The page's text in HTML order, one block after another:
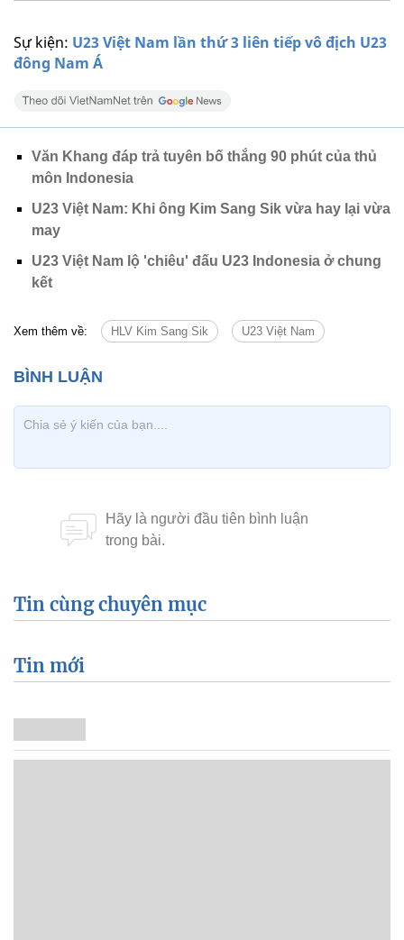
Sự kiện: U23 Việt Nam lần thứ 3 liên tiếp vô địch U23
đông Nam Á
Văn Khang đáp trả tuyên bố thắng 90 phút của thủ
môn Indonesia
U23 Việt Nam: Khi ông Kim Sang Sik vừa hay lại vừa
may
U23 Việt Nam lộ 'chiêu' đấu U23 Indonesia ở chung
kết
Xem thêm về: HLV Kim Sang Sik U23 Việt Nam
Tin cùng chuyên mục
Tin mới